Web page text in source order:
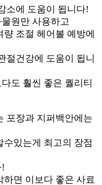
소에 도움이 됩니다!
원만 사용하고
조절 헤어볼 예방에
절건강에 도움이 됩니
도 훨씬 좋은 퀄리티
포장과 지퍼백안에는
수있는게 최고의 장점
!
면 이보다 좋은 사료